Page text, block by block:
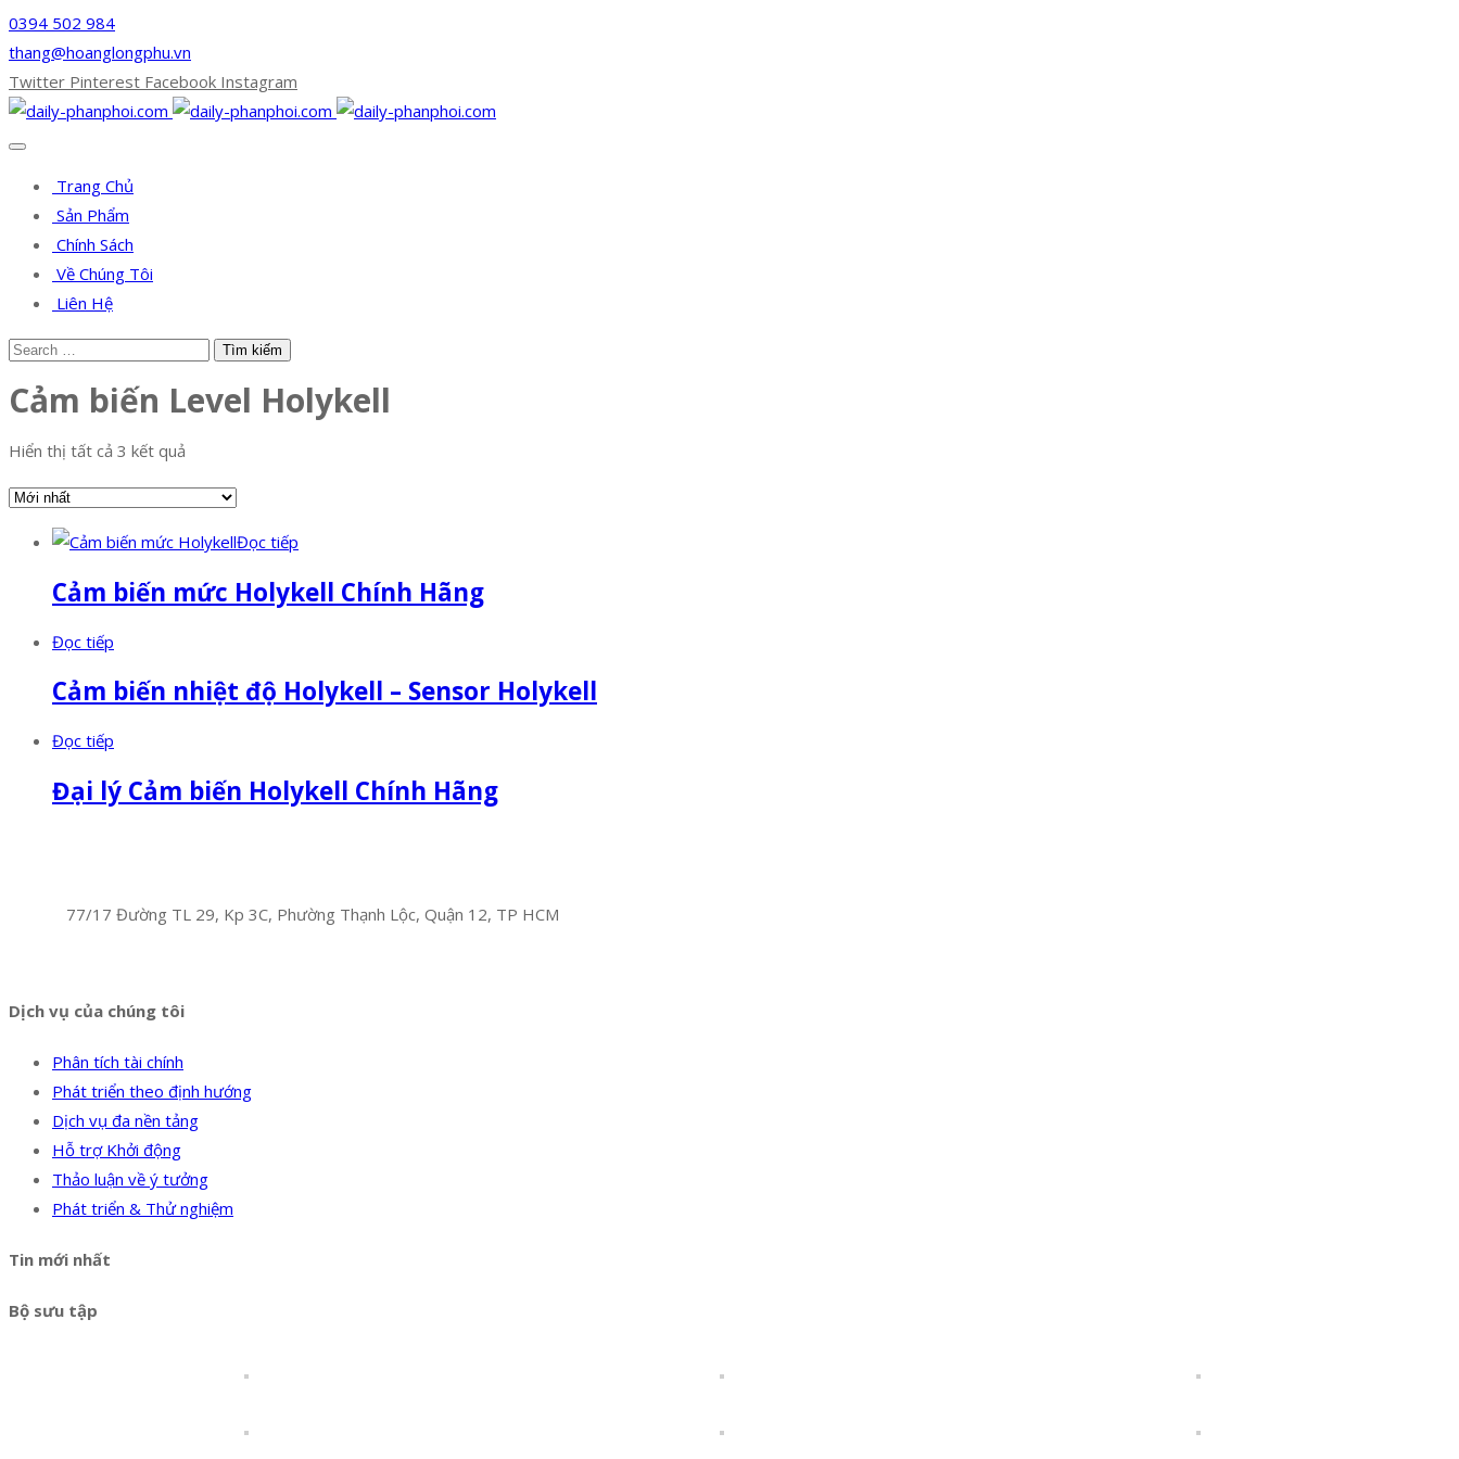
0394 502 984
thang@hoanglongphu.vn
Twitter Pinterest Facebook Instagram
Trang Chủ
Sản Phẩm
Chính Sách
Về Chúng Tôi
Liên Hệ
Cảm biến Level Holykell
Hiển thị tất cả 3 kết quả
Đọc tiếp
Cảm biến mức Holykell Chính Hãng
Đọc tiếp
Cảm biến nhiệt độ Holykell – Sensor Holykell
Đọc tiếp
Đại lý Cảm biến Holykell Chính Hãng
77/17 Đường TL 29, Kp 3C, Phường Thạnh Lộc, Quận 12, TP HCM
Dịch vụ của chúng tôi
Phân tích tài chính
Phát triển theo định hướng
Dịch vụ đa nền tảng
Hỗ trợ Khởi động
Thảo luận về ý tưởng
Phát triển & Thử nghiệm
Tin mới nhất
Bộ sưu tập